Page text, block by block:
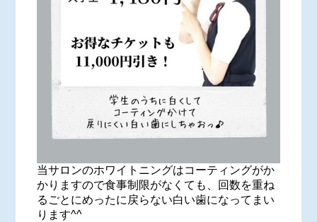
当サロンのホワイトニングはコーティングがか
かりますので食事制限がなくても、回数を重ね
るごとにめったに戻らない白い歯になってまい
ります^^